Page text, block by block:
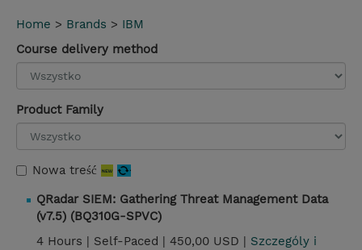
Home > Brands > IBM
Course delivery method
Product Family
Nowa treść
QRadar SIEM: Gathering Threat Management Data
(v7.5) (BQ310G-SPVC)
4 Hours | Self-Paced | 450,00 USD | Szczególy i